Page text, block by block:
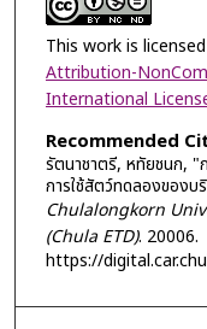
This work is
Attribution-
International
Recommended
รัตนาชาตรี, หทัยชนก, "
การใช้สัตว์ทดลองของบ
Chulalongkorn
(Chula ETD). 20006.
https://